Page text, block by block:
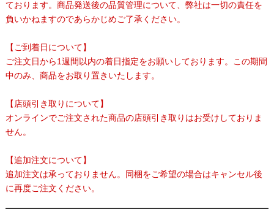
ております。商品発送後の品質管理について、弊社は一切の責任を
負いかねますのであらかじめご了承ください。
【ご到着日について】
ご注文日から1週間以内の着日指定をお願いしております。この期間
中のみ、商品をお取り置きいたします。
【店頭引き取りについて】
オンラインでご注文された商品の店頭引き取りはお受けしておりま
せん。
【追加注文について】
追加注文は承っておりません。同梱をご希望の場合はキャンセル後
に再度ご注文ください。